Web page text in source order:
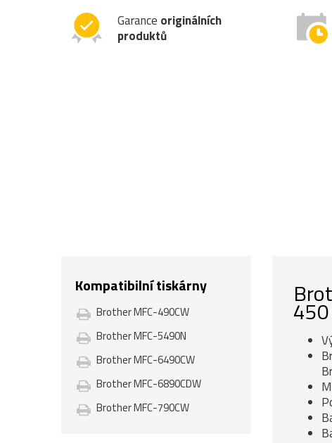
Garance originálních
produktů
Kompatibilní tiskárny
Brother MFC-490CW
Brother MFC-5490N
Brother MFC-6490CW
Brother MFC-6890CDW
Brother MFC-790CW